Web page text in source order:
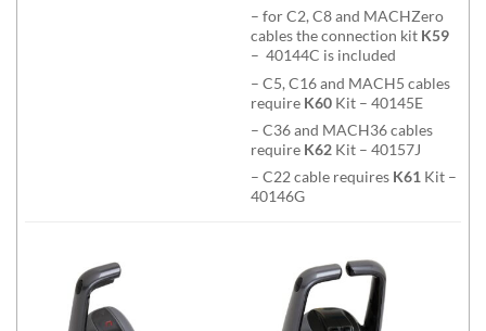
– for C2, C8 and MACHZero
cables the connection kit K59
– 40144C is included
– C5, C16 and MACH5 cables
require K60 Kit – 40145E
– C36 and MACH36 cables
require K62 Kit – 40157J
– C22 cable requires K61 Kit –
40146G